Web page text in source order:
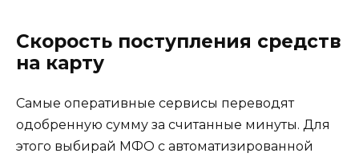
Скорость поступления средств
на карту
Самые оперативные сервисы переводят
одобренную сумму за считанные минуты. Для
этого выбирай МФО с автоматизированной